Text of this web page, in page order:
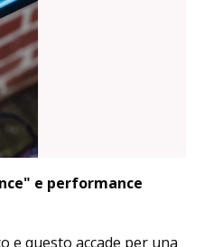
e performance
e questo accade per una